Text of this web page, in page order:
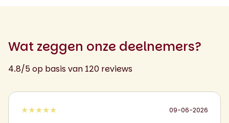
Wat zeggen onze deelnemers?
4.8/5 op basis van 120 reviews
★★★★★ 09-06-2026